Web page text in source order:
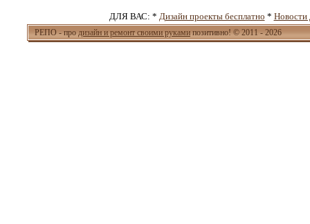
ДЛЯ ВАС: * Дизайн проекты бесплатно * Новости
РЕПО - про дизайн и ремонт своими руками позитивно! © 2011 - 2026